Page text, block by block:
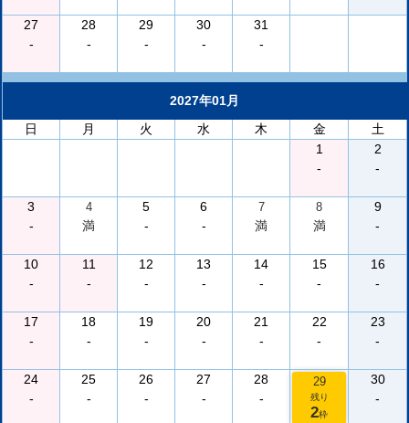
27
-
28
-
29
-
30
-
31
-
2027年01月
日
月 火 水 木 金
土
1
-
2
-
3
-
4
満
5
-
6
-
7
満
8
満
9
-
10
-
11
-
12
-
13
-
14
-
15
-
16
-
17
-
18
-
19
-
20
-
21
-
22
-
23
-
24
-
25
-
26
-
27
-
28
-
29
残り
2枠
30
-